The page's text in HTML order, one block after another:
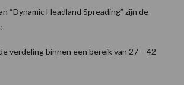
“Dynamic Headland Spreading” zijn de
verdeling binnen een bereik van 27 – 42